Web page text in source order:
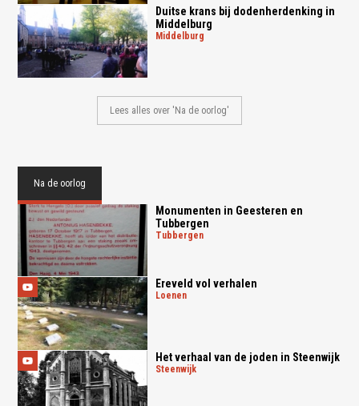
Duitse krans bij dodenherdenking in
Middelburg
middelburg
Lees alles over 'Na de oorlog'
Na de oorlog
Monumenten in Geesteren en
Tubbergen
tubbergen
Ereveld vol verhalen
loenen
Het verhaal van de joden in Steenwijk
steenwijk